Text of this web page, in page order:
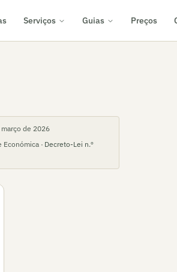
Serviços Guias Preços
de 2026
· Decreto-Lei n.º